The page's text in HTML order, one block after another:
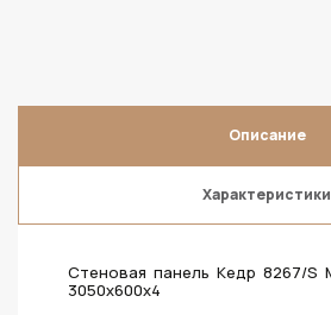
Описание
Характеристики
Стеновая панель Кедр 8267/
3050х600х4